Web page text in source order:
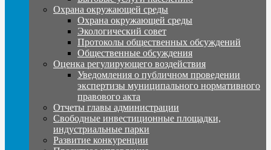
Охрана окружающей среды
Охрана окружающей среды
Экологический совет
Протоколы общественных обсуждений
Общественные обсуждения
Оценка регулирующего воздействия
Уведомления о публичном проведении
экспертизы муниципального нормативного
правового акта
Отчеты главы администрации
Свободные инвестиционные площадки,
индустриальные парки
Развитие конкуренции